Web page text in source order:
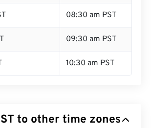
08:30 am PST
09:30 am PST
10:30 am PST
to other time zones